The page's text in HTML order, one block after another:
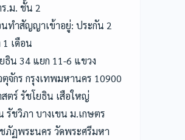
.ม. ชั้น 2
ทำสัญญาเข้าอยู่: ประกัน 2
เดือน
ธิน 34 แยก 11-6 แขวง
จักร กรุงเทพมหานคร 10900
ตร์ รัชโยธิน เสือใหญ่
รัชวิภา บางเขน ม.เกษตร
ภัฏพระนคร วัดพระศรีมหา